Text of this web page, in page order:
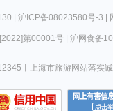
| 沪ICP备08023580号-3 |
第00001号| 沪网食备
上海市旅游网站落实